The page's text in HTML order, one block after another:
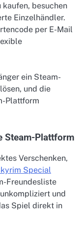
besuchen
Einzelhändler.
per E-Mail
ein Steam-
und die
Plattform
Steam-Plattform
Verschenken,
Special
Freundesliste
und
Spiel direkt in